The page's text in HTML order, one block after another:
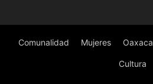
Comunalidad Mujeres Oaxaca
Cultura